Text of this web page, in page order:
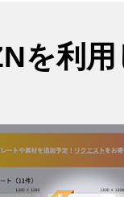
を利